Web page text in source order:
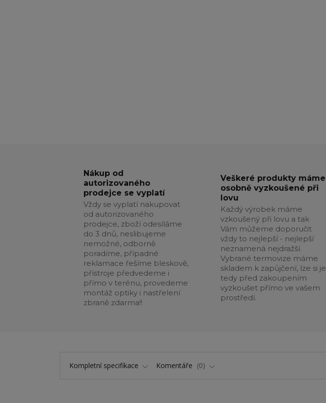
Nákup od
autorizovaného
prodejce se vyplatí
Vždy se vyplatí nakupovat
od autorizovaného
prodejce, zboží odesíláme
do 3 dnů, neslibujeme
nemožné, odborně
poradíme, případné
reklamace řešíme bleskově,
přístroje předvedeme i
přímo v terénu, provedeme
montáž optiky i nastřelení
zbraně zdarma!!
Veškeré produkty máme
osobně vyzkoušené při
lovu
Každý výrobek máme
vzkoušený při lovu a tak
Vám můžeme doporučit
vždy to nejlepší - nejlepší
neznamená nejdražší.
Vybrané termovize máme
skladem k zapůjčení, lze si je
tedy před zakoupením
vyzkoušet přímo ve vašem
prostředí.
Kompletní specifikace Komentáře 0